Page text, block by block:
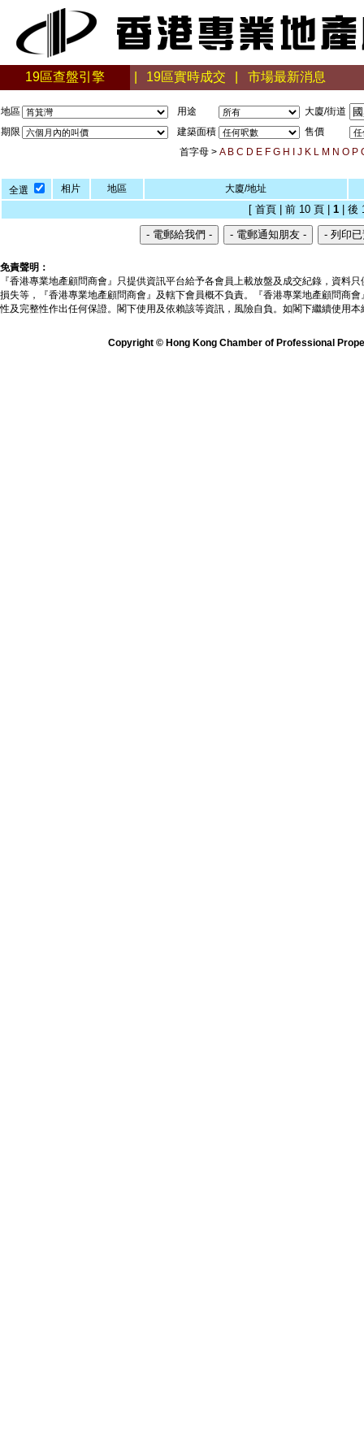
19區查盤引擎 19區實時成交 市場最新消息
地區 用途
大廈/街道
期限
建築面積
售價
首字母 > A B C D E F G H J K L M N O P
全選 相片 地區 大廈/地址
[ 首頁 | 前 10 頁 |1 | 後
免責聲明：
『香港專業地產顧問商會』只提供資訊平台給予各會員上載放盤及成交紀錄，資料
損失等，『香港專業地產顧問商會』及轄下會員概不負責。『香港專業地產顧問商
性及完整性作出任何保證。閣下使用及依賴該等資訊，風險自負。如閣下繼續使用
Copyright © Hong Kong Chamber of Professional